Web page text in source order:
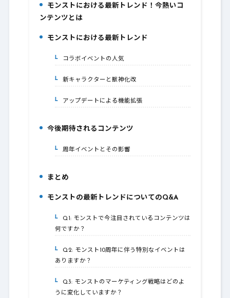
モンストにおける最新トレンド！今熱いコ
ンテンツとは
モンストにおける最新トレンド
2-1.コラボイベントの人気
2-2.新キャラクターと獣神化改
2-3.アップデートによる機能拡張
今後期待されるコンテンツ
3-1.周年イベントとその影響
まとめ
モンストの最新トレンドについてのQ&A
5-1.Q1: モンストで今注目されているコンテンツは
何ですか？
5-2.Q2: モンスト10周年に伴う特別なイベントは
ありますか？
5-3.Q3: モンストのマーケティング戦略はどのよ
うに変化していますか？